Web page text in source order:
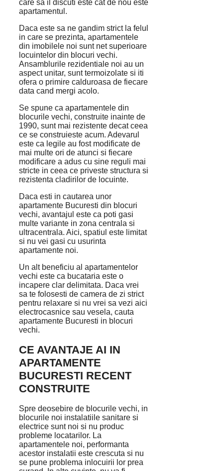
care sa il discuti este cat de nou este
apartamentul.
Daca este sa ne gandim strict la felul
in care se prezinta, apartamentele
din imobilele noi sunt net superioare
locuintelor din blocuri vechi.
Ansamblurile rezidentiale noi au un
aspect unitar, sunt termoizolate si iti
ofera o primire calduroasa de fiecare
data cand mergi acolo.
Se spune ca apartamentele din
blocurile vechi, construite inainte de
1990, sunt mai rezistente decat ceea
ce se construieste acum. Adevarul
este ca legile au fost modificate de
mai multe ori de atunci si fiecare
modificare a adus cu sine reguli mai
stricte in ceea ce priveste structura si
rezistenta cladirilor de locuinte.
Daca esti in cautarea unor
apartamente Bucuresti din blocuri
vechi, avantajul este ca poti gasi
multe variante in zona centrala si
ultracentrala. Aici, spatiul este limitat
si nu vei gasi cu usurinta
apartamente noi.
Un alt beneficiu al apartamentelor
vechi este ca bucataria este o
incapere clar delimitata. Daca vrei
sa te folosesti de camera de zi strict
pentru relaxare si nu vrei sa vezi aici
electrocasnice sau vesela, cauta
apartamente Bucuresti in blocuri
vechi.
CE AVANTAJE AI IN
APARTAMENTE
BUCURESTI RECENT
CONSTRUITE
Spre deosebire de blocurile vechi, in
blocurile noi instalatiile sanitare si
electrice sunt noi si nu produc
probleme locatarilor. La
apartamentele noi, performanta
acestor instalatii este crescuta si nu
se pune problema inlocuirii lor prea